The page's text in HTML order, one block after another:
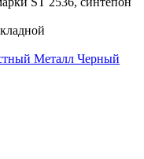
Металл Черный